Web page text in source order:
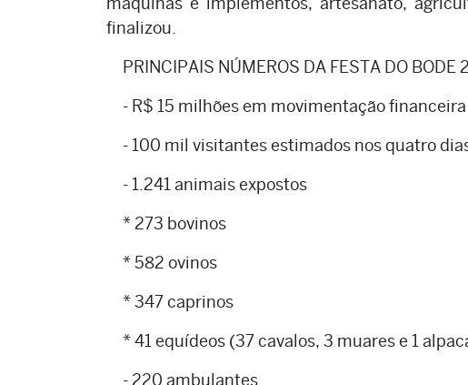
finalizou.
PRINCIPAIS NÚMEROS DA FESTA DO BODE
- R$ 15 milhões em movimentação financeira
- 100 mil visitantes estimados nos quatro
- 1.241 animais expostos
* 273 bovinos
* 582 ovinos
* 347 caprinos
* 41 equídeos (37 cavalos, 3 muares e 1
- 220 ambulantes